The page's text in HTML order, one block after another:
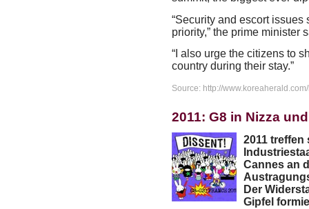
“Security and escort
priority,” the prime minister
“I also urge the citizens to
country during their stay.”
Source: http://
2011: G8 in Nizza
2011
Cannes an
Der
Gipfel